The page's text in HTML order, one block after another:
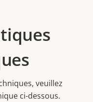
veuillez
ci-dessous.